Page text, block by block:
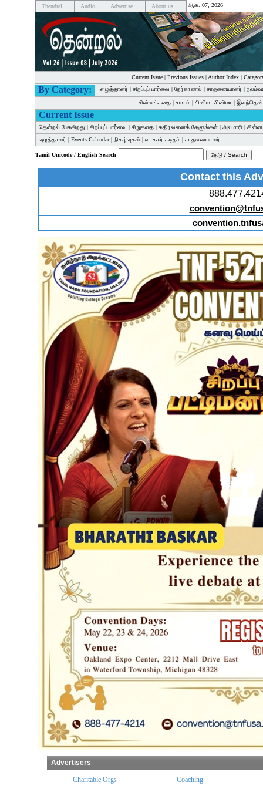
Thendral Audio Advertise About us ஆக. 07, 2026
Current Issue| Previous Issues| Author Index|
By Category: எழுத்தாளர் | சிறப்புப் பார்வை | நேர்காணல் | சாதனையாளர் |
சின்னக்கதை | சமயம் | சினிமா சினிமா |
Current Issue
தென்றல் பேசுகிறது | சிறப்புப் பார்வை | சிறுகதை | கதிரவனைக் கேளுங்கள் | அலமாரி |
எழுத்தாளர் | Events Calendar| நிகழ்வுகள் | வாசகர் கடிதம் | சாதனையாளர்
Tamil Unicode / English Search
Contact this
Advertisers
Charitable Orgs Coaching